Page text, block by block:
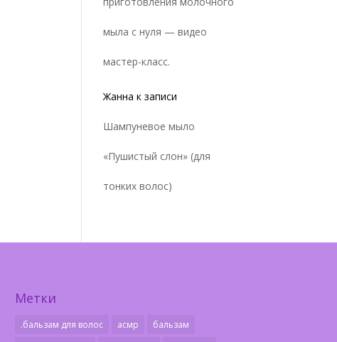
мыла с нуля — видео
мастер-класс.
Жанна к записи
Шампуневое мыло
«Пушистый слон» (для
тонких волос)
Метки
.бальзам для волос асмр
бальзам